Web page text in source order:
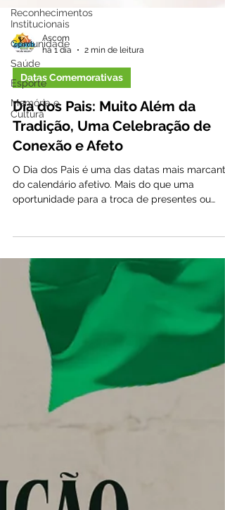
Reconhecimentos
Institucionais
Comunidade
Saúde
Esporte
Memória e
Cultura
há 1 dia
2 min de leitura
Datas Comemorativas
Dia dos Pais: Muito Além da
Tradição, Uma Celebração de
Conexão e Afeto
O Dia dos Pais é uma das datas mais
do calendário afetivo. Mais do que uma
almoços em família, o momento convida a uma
paterna na formação emocional, no
desenvolvimento e no bem-estar das futuras
gerações. A Evolução da Paternidade: A Era do
Pai Presente Nas últimas décadas, o conceito
de paternidade passou por transformações
significativas. O modelo tradicional do pai
associado excl